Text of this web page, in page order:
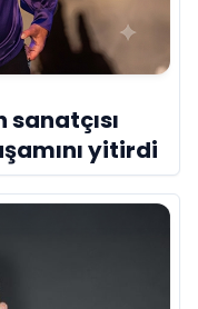
yitirdi